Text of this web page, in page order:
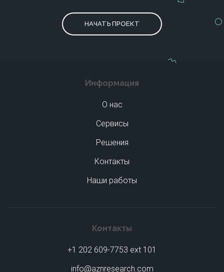
НАЧАТЬ ПРОЕКТ
Информация
О нас
Сервисы
Решения
Контакты
Наши работы
Контакты
+1 202 609-7753 ext 101
info@aznresearch.com